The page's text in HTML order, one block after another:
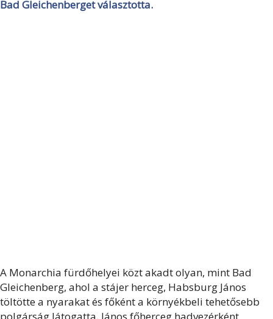
Bad Gleichenberget választotta.
A Monarchia fürdőhelyei közt akadt olyan, mint Bad
Gleichenberg, ahol a stájer herceg, Habsburg János
töltötte a nyarakat és főként a környékbeli tehetősebb